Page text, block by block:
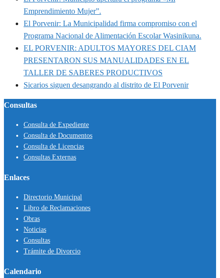
Emprendimiento Mujer”.
El Porvenir: La Municipalidad firma compromiso con el
Programa Nacional de Alimentación Escolar Wasinikuna.
EL PORVENIR: ADULTOS MAYORES DEL CIAM
PRESENTARON SUS MANUALIDADES EN EL
TALLER DE SABERES PRODUCTIVOS
Sicarios siguen desangrando al distrito de El Porvenir
Consultas
Consulta de Expediente
Consulta de Documentos
Consulta de Licencias
Consultas Externas
Enlaces
Directorio Municipal
Libro de Reclamaciones
Obras
Noticias
Consultas
Trámite de Divorcio
Calendario